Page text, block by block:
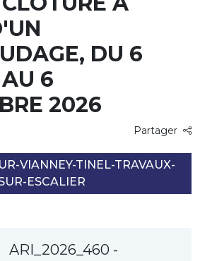
DU 6
6
2026
Partager
VIANNEY-TINEL-TRAVAUX-
ESCALIER
ARI_2026_460 -